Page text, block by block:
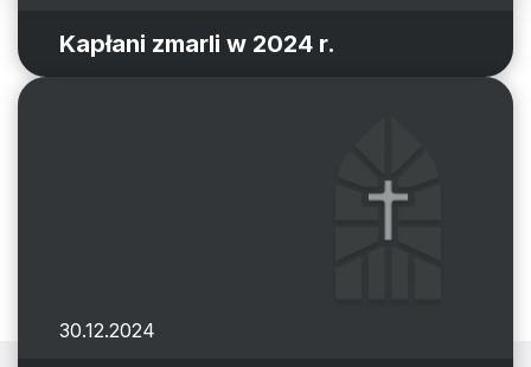
Kapłani zmarli w 2024 r.
30.12.2024